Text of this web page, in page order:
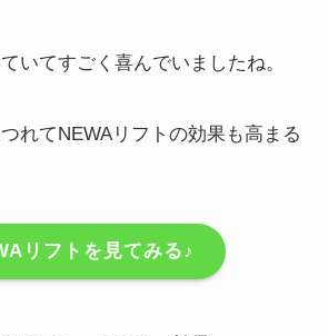
いてすごく喜んでいましたね。
れてNEWAリフトの効果も高まる
リフトを見てみる♪